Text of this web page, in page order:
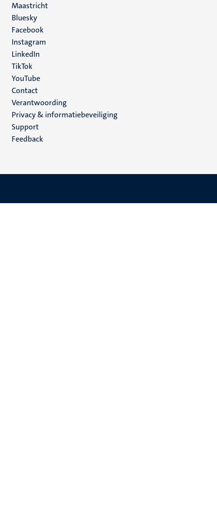
Maastricht
Social
media
Bluesky
Facebook
Instagram
LinkedIn
TikTok
YouTube
Menu
footer
(NL)
Contact
Verantwoording
Privacy & informatiebeveiliging
Support
Feedback